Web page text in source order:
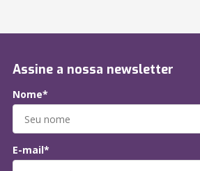
Assine a nossa newsletter
Nome*
E-mail*